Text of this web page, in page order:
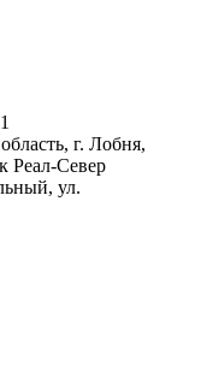
г. Лобня,
Реал-Север
ул.